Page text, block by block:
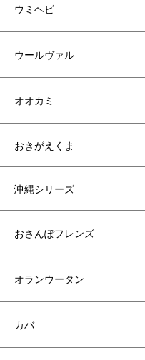
ウミヘビ
ウールヴァル
オオカミ
おきがえくま
沖縄シリーズ
おさんぽフレンズ
オランウータン
カバ